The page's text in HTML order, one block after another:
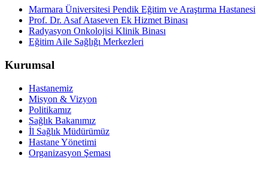
Marmara Üniversitesi Pendik Eğitim ve Araştırma Hastanesi
Prof. Dr. Asaf Ataseven Ek Hizmet Binası
Radyasyon Onkolojisi Klinik Binası
Eğitim Aile Sağlığı Merkezleri
Kurumsal
Hastanemiz
Misyon & Vizyon
Politikamız
Sağlık Bakanımız
İl Sağlık Müdürümüz
Hastane Yönetimi
Organizasyon Şeması